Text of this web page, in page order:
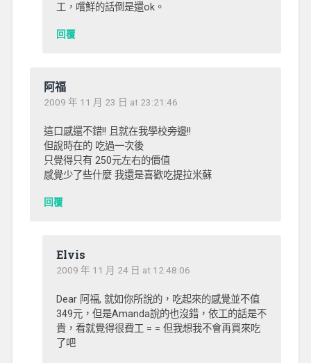
工，嚐鮮的話倒是還ok。
回覆
阿福
2009 年 11 月 23 日 at 23:21:46
這口感還不錯!! 且就在我學校旁邊!!
但說時在的 吃過一次後
只覺得只有 250元左右的價值
感覺少了些什麼 我還是喜歡吃提拉米蘇
回覆
Elvis
2009 年 11 月 24 日 at 12:48:06
Dear 阿福, 就如你所說的，吃起來的感覺並不值
349元，但是Amanda說的也沒錯，依工的話是不
貴，看就覺得很費工 = = 但我想我不會再買來吃
了吧